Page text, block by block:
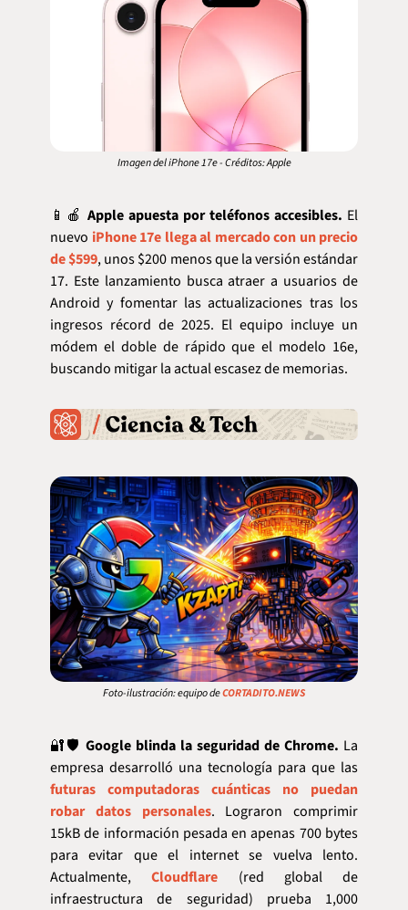
Imagen del iPhone 17e - Créditos: Apple
📱 🍎 Apple apuesta por teléfonos accesibles. El
nuevo iPhone 17e llega al mercado con un precio
de $599, unos $200 menos que la versión estándar
17. Este lanzamiento busca atraer a usuarios de
Android y fomentar las actualizaciones tras los
ingresos récord de 2025. El equipo incluye un
módem el doble de rápido que el modelo 16e,
buscando mitigar la actual escasez de memorias.
Foto-ilustración: equipo de CORTADITO.NEWS
🔐🛡️ Google blinda la seguridad de Chrome. La
futuras computadoras cuánticas no puedan
robar datos personales. Lograron comprimir
15kB de información pesada en apenas 700 bytes
para evitar que el internet se vuelva lento.
Actualmente, Cloudflare (red global de
infraestructura de seguridad) prueba 1,000